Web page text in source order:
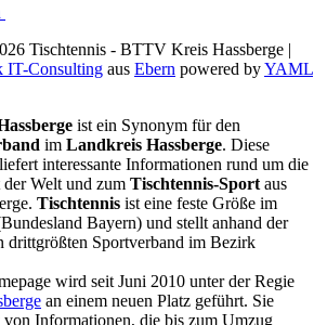
Tischtennis - BTTV Kreis Hassberge |
IT-Consulting aus Ebern powered byYAML
ist ein Synonym für den
im Landkreis Hassberge. Diese
interessante Informationen rund um die
Welt und zum Tischtennis-Sport aus
Tischtennis ist eine feste Größe im
Bayern) und stellt anhand der
drittgrößten Sportverband im Bezirk
wird seit Juni 2010 unter der Regie
an einem neuen Platz geführt. Sie
Informationen, die bis zum Umzug